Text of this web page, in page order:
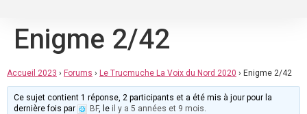
Enigme 2/42
Accueil 2023 › Forums › Le Trucmuche La Voix du Nord 2020 › Enigme 2/42
Ce sujet contient 1 réponse, 2 participants et a été mis à jour pour la
dernière fois par
BF, le il y a 5 années et 9 mois.